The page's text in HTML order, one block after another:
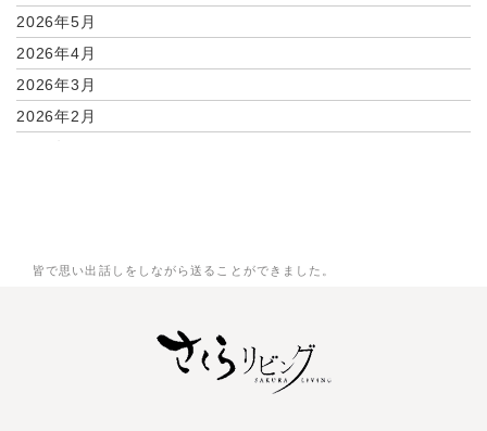
皆で思い出話しをしながら送ることができました。
2026年5月
2026年4月
2026年3月
2026年2月
2025年7月